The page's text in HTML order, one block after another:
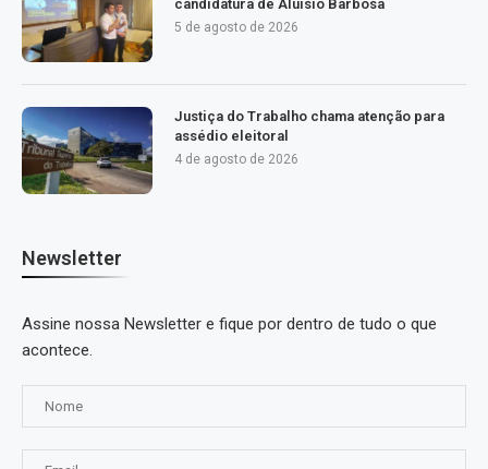
candidatura de Aluísio Barbosa
5 de agosto de 2026
Justiça do Trabalho chama atenção para
assédio eleitoral
4 de agosto de 2026
Newsletter
Assine nossa Newsletter e fique por dentro de tudo o que
acontece.